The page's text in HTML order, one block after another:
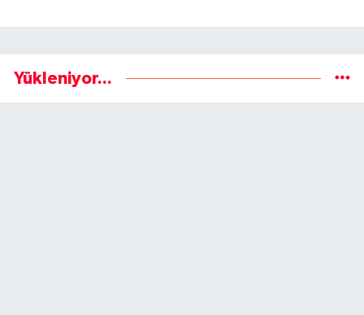
Yükleniyor...